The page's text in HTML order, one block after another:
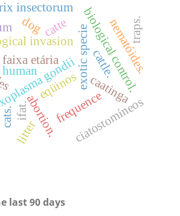
invasion exotic speciecaatinga
gondii
abortion.
biological control.
ciatostomíneos
faixa etária
eqüinos
nematóides.
catte
dog
human
ifat.
cattle.
insectorum
frequence
cats.
litter
traps.
last 90 days